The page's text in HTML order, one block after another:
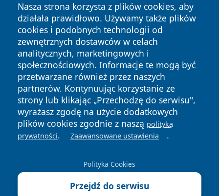
Nasza strona korzysta z plików cookies, aby
działała prawidłowo. Używamy także plików
cookies i podobnych technologii od
zewnętrznych dostawców w celach
analitycznych, marketingowych i
społecznościowych. Informacje te mogą być
przetwarzane również przez naszych
partnerów. Kontynuując korzystanie ze
strony lub klikając „Przechodzę do serwisu",
wyrażasz zgodę na użycie dodatkowych
plików cookies zgodnie z naszą polityką
prywatności. Zaawansowane ustawienia .
Polityka Cookies
Przejdź do serwisu
Copyright © 2026 echolegnica.pl Wszystkie prawa
zastrzeżone.
News Autorzy
Polityka
Prywatności
Polityka
Cookies